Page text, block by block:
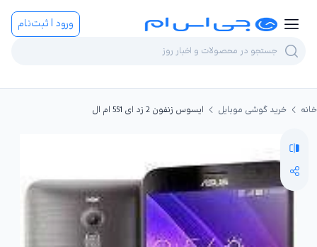
ورود | ثبت‌نام
خانه خرید گوشی موبایل ایسوس زنفون 2 زد ای 551 ام ال